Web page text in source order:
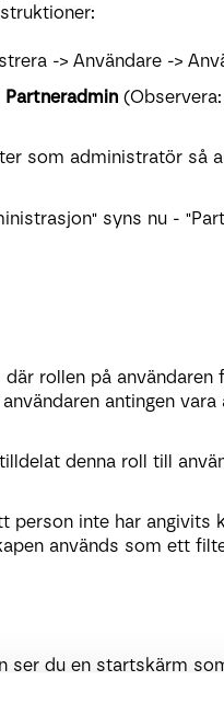
-> Användare ->
Partneradmin
som administratör så
syns nu -
rollen på användaren
antingen vara
denna roll till
person inte har angivits
används som ett
ser du en startskärm